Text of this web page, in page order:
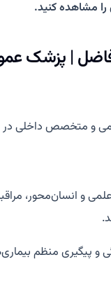
را مشاهده کنید.
و متخصص داخلی در
و انسان‌محور،
و پیگیری منظم